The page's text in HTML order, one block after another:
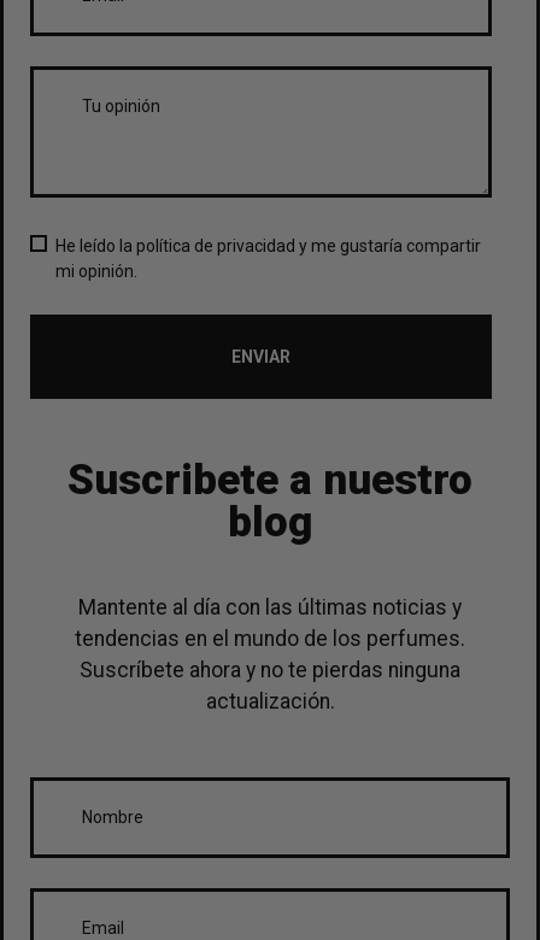
He leído la política de privacidad y me gustaría compartir
mi opinión.
ENVIAR
Suscribete a nuestro
blog
Mantente al día con las últimas noticias y
tendencias en el mundo de los perfumes.
Suscríbete ahora y no te pierdas ninguna
actualización.